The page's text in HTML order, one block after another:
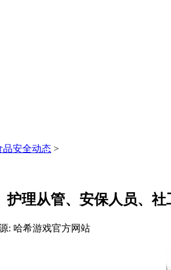
品安全动态 >
护理从管、安保人员、社
: 哈希游戏官方网站